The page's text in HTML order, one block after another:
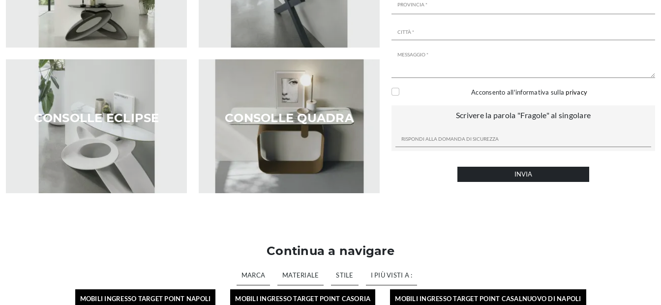
CONSOLLE ECLIPSE CONSOLLE QUADRA
Acconsento all'informativa sulla privacy
Scrivere la parola "Fragole" al singolare
INVIA
Continua a navigare
MARCA MATERIALE STILE I PIÙ VISTI A :
MOBILI INGRESSO TARGET POINT NAPOLI MOBILI INGRESSO TARGET POINT CASORIA MOBILI INGRESSO TARGET POINT CASALNUOVO DI NAPOLI